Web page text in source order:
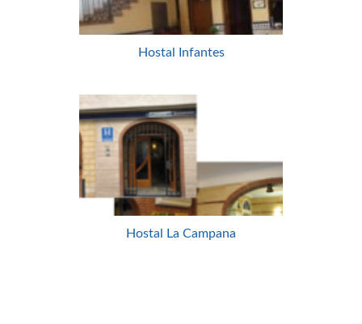
Hostal Infantes
Hostal La Campana